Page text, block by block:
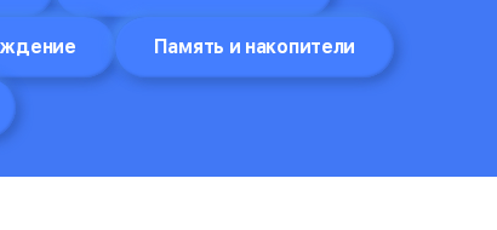
Память и накопители